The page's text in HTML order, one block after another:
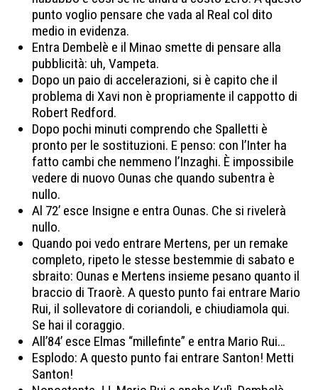
punto voglio pensare che vada al Real col dito
medio in evidenza.
Entra Dembelè e il Minao smette di pensare alla
pubblicità: uh, Vampeta.
Dopo un paio di accelerazioni, si è capito che il
problema di Xavi non è propriamente il cappotto di
Robert Redford.
Dopo pochi minuti comprendo che Spalletti è
pronto per le sostituzioni. E penso: con l’Inter ha
fatto cambi che nemmeno l’Inzaghi. È impossibile
vedere di nuovo Ounas che quando subentra è
nullo.
Al 72’ esce Insigne e entra Ounas. Che si rivelerà
nullo.
Quando poi vedo entrare Mertens, per un remake
completo, ripeto le stesse bestemmie di sabato e
sbraito: Ounas e Mertens insieme pesano quanto il
braccio di Traorè. A questo punto fai entrare Mario
Rui, il sollevatore di coriandoli, e chiudiamola qui.
Se hai il coraggio.
All’84’ esce Elmas “millefinte” e entra Mario Rui…
Esplodo: A questo punto fai entrare Santon! Metti
Santon!